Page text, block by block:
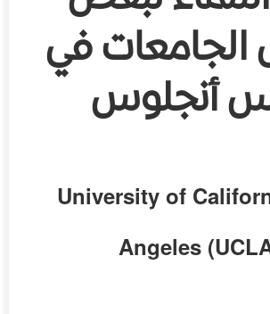
في
أنجلوس
University of
Angeles